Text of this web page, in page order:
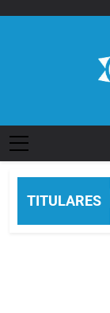
TITULARES
Alerta
3 Horas Atrás